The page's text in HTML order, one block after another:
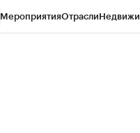
МероприятияОтрасли